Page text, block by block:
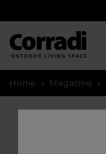
Home » Magazine »